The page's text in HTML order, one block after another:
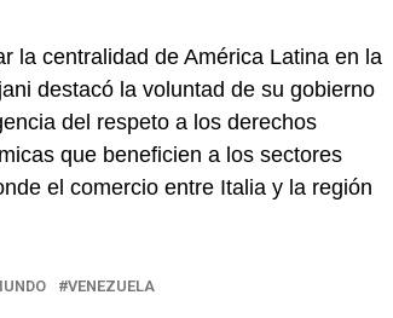
la centralidad de América Latina en la
destacó la voluntad de su gobierno
del respeto a los derechos
que beneficien a los sectores
el comercio entre Italia y la región
VENEZUELA